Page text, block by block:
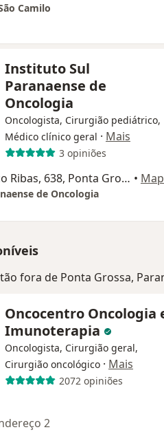
Camilo
Instituto Sul
Paranaense de
Oncologia
Oncologista, Cirurgião pediátrico,
Médico clínico geral · Mais
3 opiniões
Rua Cel Francisco Ribas, 638, Ponta Grossa •
de Oncologia
fora de Ponta Grossa,
Oncocentro Oncologia
Imunoterapia
Oncologista, Cirurgião geral,
Cirurgião oncológico · Mais
2072 opiniões
2